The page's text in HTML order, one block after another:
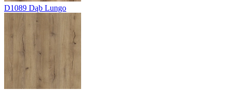
D1089 Dąb Lungo